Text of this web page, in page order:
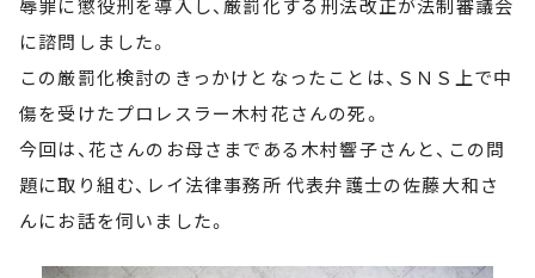
辱罪に懲役刑を導入し、厳罰化する刑法改正が法制審議会
に諮問しました。
この厳罰化検討のきっかけとなったことは、ＳＮＳ上で中
傷を受けたプロレスラー木村花さんの死。
今回は、花さんのお母さまである木村響子さんと、この問
題に取り組む、レイ法律事務所 代表弁護士の佐藤大和さ
んにお話を伺いました。